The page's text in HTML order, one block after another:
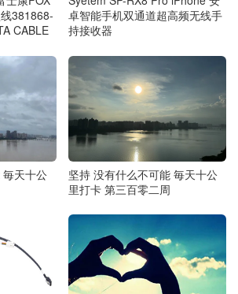
381868-
CABLE
卓智能手机双通道超高频无线手
持接收器
天十公
坚持 没有什么不可能 毎天十公
里打卡 第三百零二周